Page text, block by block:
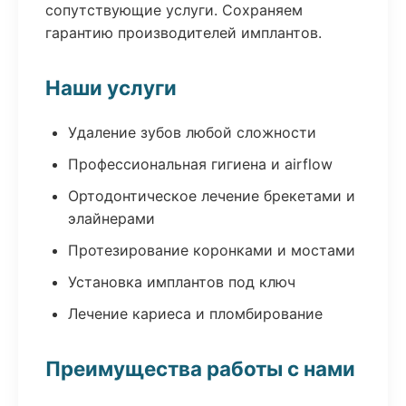
сопутствующие услуги. Сохраняем
гарантию производителей имплантов.
Наши услуги
Удаление зубов любой сложности
Профессиональная гигиена и airflow
Ортодонтическое лечение брекетами и
элайнерами
Протезирование коронками и мостами
Установка имплантов под ключ
Лечение кариеса и пломбирование
Преимущества работы с нами